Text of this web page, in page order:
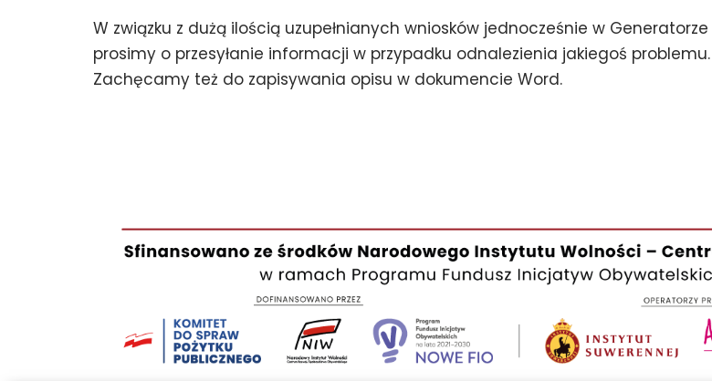
W związku z dużą ilością uzupełnianych wniosków jednocześnie w Generatorze
prosimy o przesyłanie informacji w przypadku odnalezienia jakiegoś problemu.
Zachęcamy też do zapisywania opisu w dokumencie Word.